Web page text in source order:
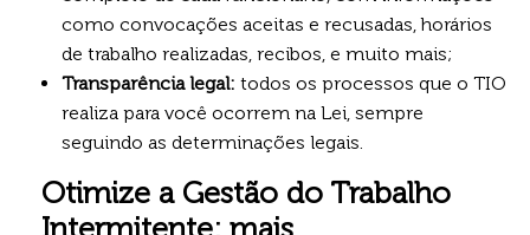
como convocações aceitas e recusadas, horários
de trabalho realizadas, recibos, e muito mais;
Transparência legal: todos os processos que o TIO
realiza para você ocorrem na Lei, sempre
seguindo as determinações legais.
Otimize a Gestão do Trabalho